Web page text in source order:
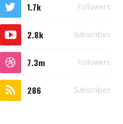
1.7k Followers
2.8k Subscribes
7.3m Followers
286 Subscribes